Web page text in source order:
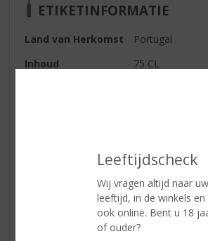
Leeftijdscheck
Wij vragen altijd naar uw
leeftijd, in de winkels en
ook online. Bent u 18
of ouder?
ETIKETINFORMATIE
Land van Herkomst
Portugal
Inhoud
75 CL
In de geur voert
boventoon.
De smaak van
duidelijk
mondgevoel